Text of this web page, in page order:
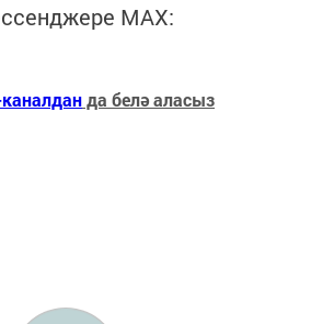
MАХ:
да белә аласыз